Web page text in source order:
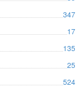
347
17
135
25
524